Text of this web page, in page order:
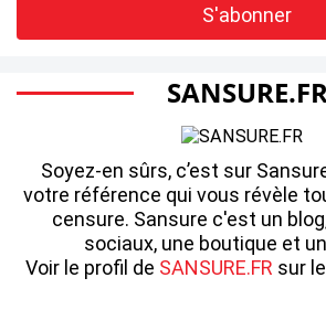
Soyez-en sûrs, c’est sur
votre référence qui vous révèle
censure. Sansure c'est un
sociaux, une boutique et
Voir le profil de SANSURE.FR sur